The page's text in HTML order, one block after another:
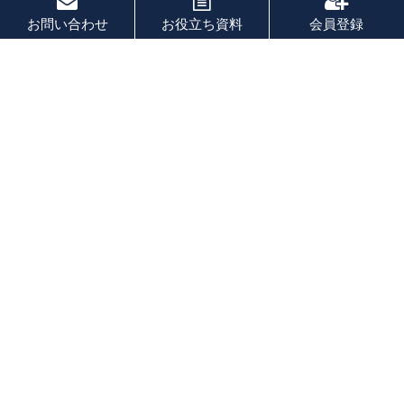
お問い合わせ お役立ち資料 会員登録